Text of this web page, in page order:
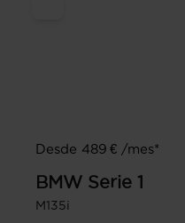
Desde 489 € /mes*
BMW Serie 1
M135i